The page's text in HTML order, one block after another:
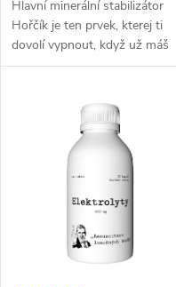
k
t
k
Hlavní minerální stabilizátor
Hořčík je ten prvek, kterej ti
dovolí vypnout, když už máš
odmakáno. Zapadá do období
svůj výkon i následný...